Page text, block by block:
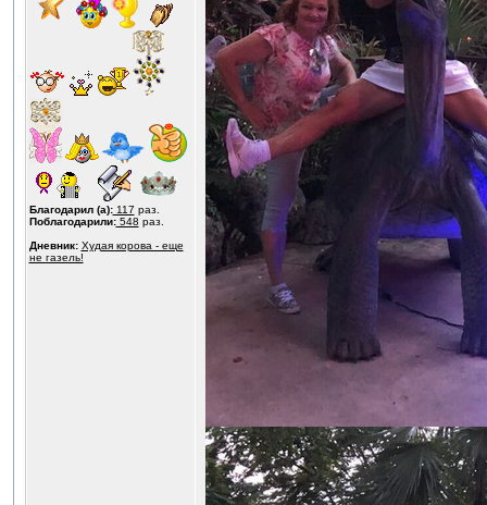
Благодарил (а):117 раз.
Поблагодарили:548 раз.
Дневник: Худая корова - еще
не газель!